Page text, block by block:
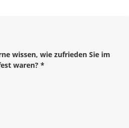
wissen, wie zufrieden Sie im
waren? *